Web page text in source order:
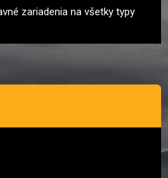
zariadenia na všetky typy